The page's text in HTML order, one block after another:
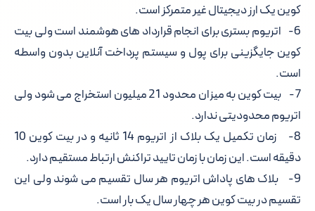
کوین یک ارز دیجیتال غیر متمرکز است.
6- اتریوم بستری برای انجام قرارداد های هوشمند است ولی بیت
کوین جایگزینی برای پول و سیستم پرداخت آنلاین بدون واسطه
است.
7- بیت کوین به میزان محدود 21 میلیون استخراج می شود ولی
اتریوم محدودیتی ندارد.
8- زمان تکمیل یک بلاک از اتریوم 14 ثانیه و در بیت کوین 10
دقیقه است. این زمان با زمان تایید تراکنش ارتباط مستقیم دارد.
9- بلاک های پاداش اتریوم هر سال تقسیم می شوند ولی این
تقسیم در بیت کوین هر چهار سال یک بار است.